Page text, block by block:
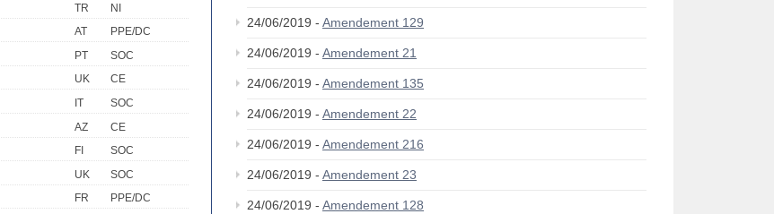
TR
NI
AT
PPE/DC
PT
SOC
UK
CE
IT
SOC
AZ
CE
FI
SOC
UK
SOC
FR
PPE/DC
24/06/2019 - Amendement 129
24/06/2019 - Amendement 21
24/06/2019 - Amendement 135
24/06/2019 - Amendement 22
24/06/2019 - Amendement 216
24/06/2019 - Amendement 23
24/06/2019 - Amendement 128